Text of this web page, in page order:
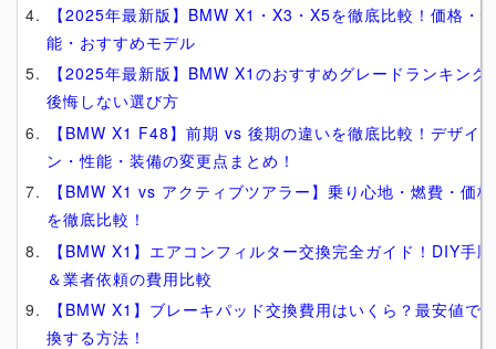
【2025年最新版】BMW X1・X3・X5を徹底比較！価格・
能・おすすめモデル
【2025年最新版】BMW X1のおすすめグレードランキング
後悔しない選び方
【BMW X1 F48】前期 vs 後期の違いを徹底比較！デザイ
ン・性能・装備の変更点まとめ！
【BMW X1 vs アクティブツアラー】乗り心地・燃費・価格
を徹底比較！
【BMW X1】エアコンフィルター交換完全ガイド！DIY手順
＆業者依頼の費用比較
【BMW X1】ブレーキパッド交換費用はいくら？最安値で
換する方法！